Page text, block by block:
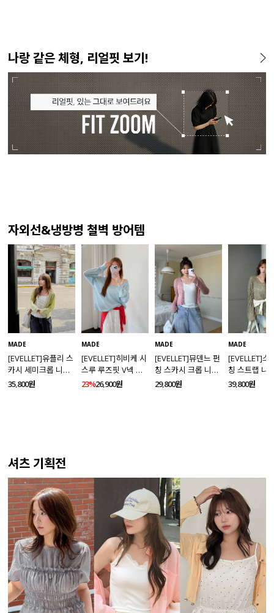
나랑 같은 체형, 리얼핏 보기!
자외선&냉방병 철벽 방어템
MADE
[EVELLET]유플리 스
카시 세미크롭 니트
가디건
35,800원
MADE
[EVELLET]히비케 시
스루 루즈핏 V넥 니
트
23%26,900원
MADE
[EVELLET]뮤덴느 펀
칭 스카시 크롭 니트
가디건
29,800원
MADE
[EVELLET]스
칭 스트랩 니
39,800원
셔츠 기획전